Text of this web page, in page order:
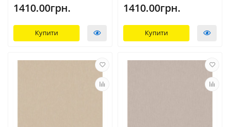
1410.00грн.
Купити
1410.00грн.
Купити